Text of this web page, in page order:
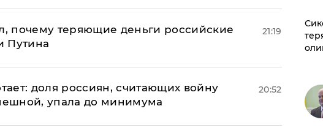
почему теряющие деньги российские
Путина
21:19
доля россиян, считающих войну
упала до минимума
20:52